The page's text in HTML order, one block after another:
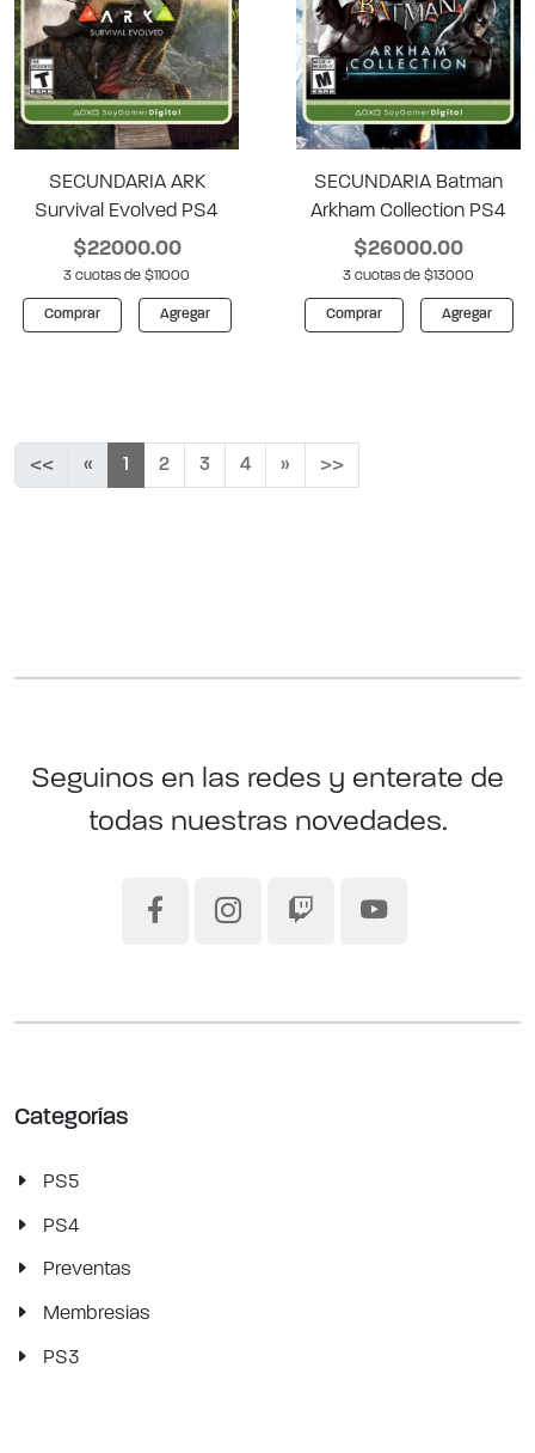
SECUNDARIA ARK
Survival Evolved PS4
$22000.00
3 cuotas de $11000
Comprar Agregar
SECUNDARIA Batman
Arkham Collection PS4
$26000.00
3 cuotas de $13000
Comprar Agregar
<< « 1 2 3 4 » >>
Seguinos en las redes y enterate de
todas nuestras novedades.
Categorías
PS5
PS4
Preventas
Membresias
PS3